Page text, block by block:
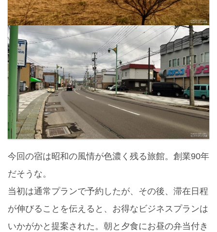
今回の宿は昭和の風情が色濃く残る旅館。創業90年
だそうな。
当初は通常プランで予約したが、その後、滞在日程
が伸びることを伝えると、お得なビジネスプランは
いかがかと提案された。朝と夕食にお昼の弁当付き